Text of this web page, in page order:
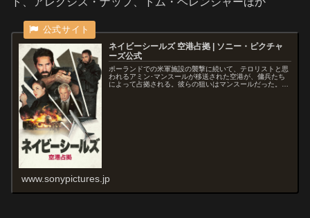
ネイビーシールズ 空港占拠 | ソニー・ピクチャ
ーズ公式
ポーランドでの米軍施設の襲撃に続いて、テロリストと思
われるアミン･マンスールが移送された空港が、傭兵たち
によって占拠される。彼らの狙いはマンスールだった。特
www.sonypictures.jp